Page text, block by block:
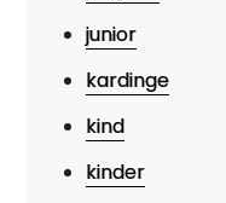
junior
kardinge
kind
kinder